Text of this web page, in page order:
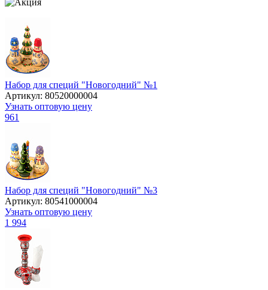
Набор для специй "Новогодний" №1
Артикул: 80520000004
Узнать оптовую цену
961
Набор для специй "Новогодний" №3
Артикул: 80541000004
Узнать оптовую цену
1 994